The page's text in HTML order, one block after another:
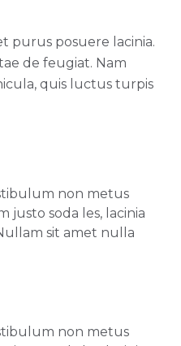
purus posuere lacinia.
de feugiat. Nam
quis luctus turpis
non metus
justo soda les, lacinia
sit amet nulla
non metus